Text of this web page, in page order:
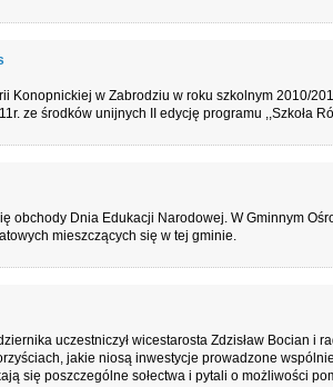
Konopnickiej w Zabrodziu w roku szkolnym 2010/
ze środków unijnych II edycję programu ,,Szkoła
obchody Dnia Edukacji Narodowej. W Gminnym
mieszczących się w tej gminie.
uczestniczył wicestarosta Zdzisław Bocian i
jakie niosą inwestycje prowadzone
się poszczególne sołectwa i pytali o możliwości